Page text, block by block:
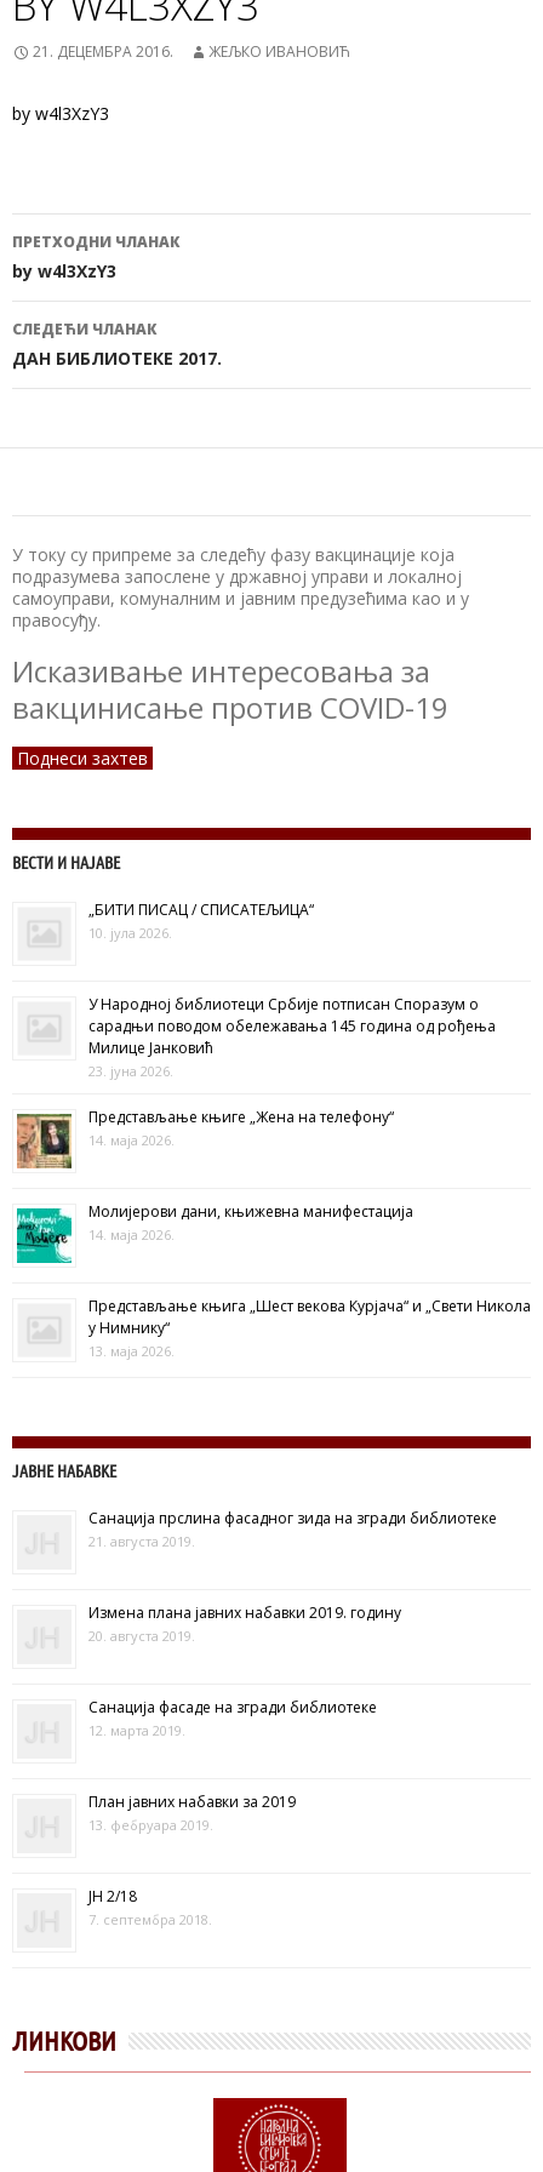
21. ДЕЦЕМБРА 2016. ЖЕЉКО ИВАНОВИЋ
by w4l3XzY3
Кретање
чланака
ПРЕТХОДНИ ЧЛАНАК
by w4l3XzY3
СЛЕДЕЋИ ЧЛАНАК
ДАН БИБЛИОТЕКЕ 2017.
У току су припреме за следећу фазу вакцинације која
подразумева запослене у државној управи и локалној
самоуправи, комуналним и јавним предузећима као и у
правосуђу.
Исказивање интересовања за
вакцинисање против COVID-19
Поднеси захтев
ВЕСТИ И НАЈАВЕ
„БИТИ ПИСАЦ / СПИСАТЕЉИЦА“
10. јула 2026.
У Народној библиотеци Србије потписан Споразум о
сарадњи поводом обележавања 145 година од рођења
Милице Јанковић
23. јуна 2026.
Представљање књиге „Жена на телефону“
14. маја 2026.
Молијерови дани, књижевна манифестација
14. маја 2026.
Представљање књига „Шест векова Курјача“ и „Свети Никола
у Нимнику“
13. маја 2026.
ЈАВНЕ НАБАВКЕ
Санација прслина фасадног зида на згради библиотеке
21. августа 2019.
Измена плана јавних набавки 2019. годину
20. августа 2019.
Санација фасаде на згради библиотеке
12. марта 2019.
План јавних набавки за 2019
13. фебруара 2019.
ЈН 2/18
7. септембра 2018.
ЛИНКОВИ